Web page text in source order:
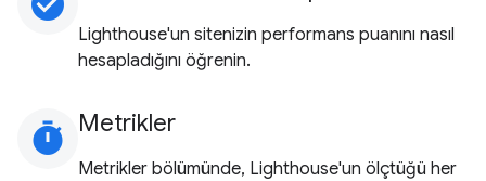
Lighthouse'un sitenizin performans puanını nasıl
hesapladığını öğrenin.
timer Metrikler
Metrikler bölümünde, Lighthouse'un ölçtüğü her